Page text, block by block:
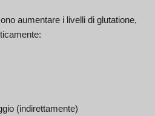
aumentare i livelli di glutatione,
(indirettamente)